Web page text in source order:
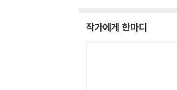
작가에게 한마디